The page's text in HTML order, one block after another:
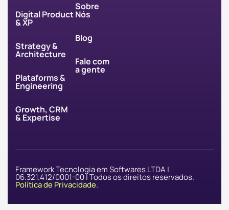
Digital Product
& XP
Strategy &
Architecture
Plataforms &
Engineering
Growth, CRM
& Expertise
Sobre
Nós
Blog
Fale com
a gente
Framework Tecnologia em Softwares LTDA |
06.321.412/0001-00 | Todos os direitos reservados.
Política de Privacidade.